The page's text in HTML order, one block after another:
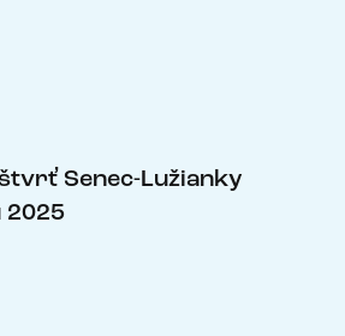
Senec-Lužianky
2025